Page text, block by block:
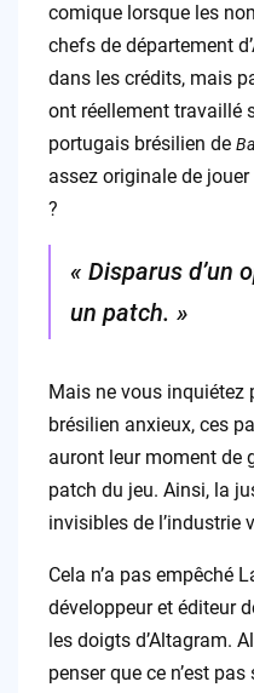
comique lorsque les
chefs de département
dans les crédits, mais
ont réellement travaillé
portugais brésilien de
assez originale de jouer
?
« Disparus d’un
un patch. »
Mais ne vous inquiétez
brésilien anxieux, ces
auront leur moment de
patch du jeu. Ainsi, la
invisibles de l’industrie
Cela n’a pas empêché
développeur et éditeur
les doigts d’Altagram.
penser que ce n’est